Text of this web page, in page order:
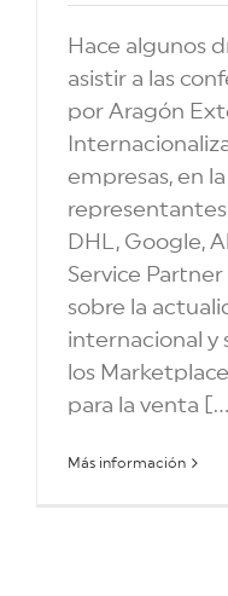
Hace algunos
asistir a las
por Aragón
empresas, en
DHL, Google,
Service
sobre la
internacional y
los
para la venta [...]
Más información